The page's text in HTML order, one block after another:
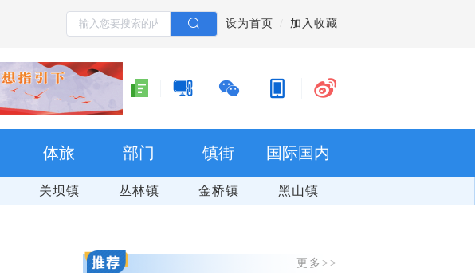
设为首页 加入收藏
体旅 部门 镇街 国际国内
关坝镇 丛林镇 金桥镇 黑山镇
更多>>